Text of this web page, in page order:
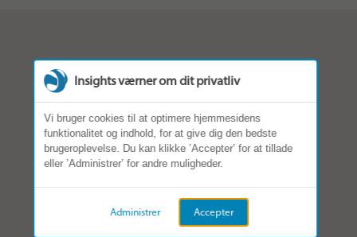
Insights værner om dit privatliv
Vi bruger cookies til at optimere hjemmesidens
funktionalitet og indhold, for at give dig den bedste
brugeroplevelse. Du kan klikke ’Accepter’ for at tillade
eller ’Administrer’ for andre muligheder.
Accepter
Administrer